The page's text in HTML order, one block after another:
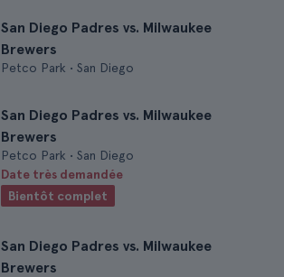
San Diego Padres vs. Milwaukee
Brewers
Petco Park • San Diego
San Diego Padres vs. Milwaukee
Brewers
Petco Park • San Diego
Date très demandée
Bientôt complet
San Diego Padres vs. Milwaukee
Brewers